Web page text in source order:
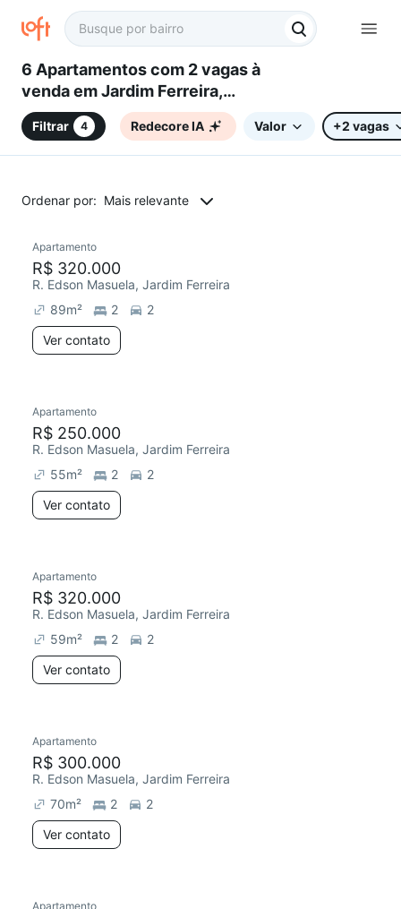
6 Apartamentos com 2 vagas à
venda em Jardim Ferreira,
Sorocaba, SP
Filtrar 4 Redecore IA Valor +2 vagas
Ordenar por: Mais relevante
Redecorar
Apartamento
R$ 320.000
R. Edson Masuela, Jardim Ferreira
89m² 2
2
Ver contato
Redecorar
Apartamento
R$ 250.000
R. Edson Masuela, Jardim Ferreira
55m² 2
2
Ver contato
Apartamento
R$ 320.000
R. Edson Masuela, Jardim Ferreira
59m² 2
2
Ver contato
Apartamento
R$ 300.000
R. Edson Masuela, Jardim Ferreira
70m² 2
2
Ver contato
Apartamento